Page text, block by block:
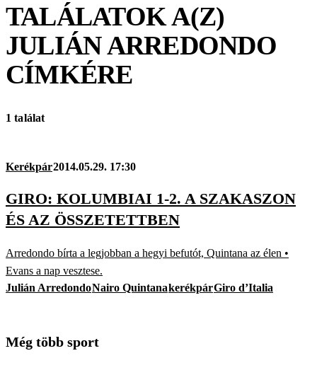
TALÁLATOK A(Z)
JULIÁN ARREDONDO
CÍMKÉRE
1 találat
Kerékpár2014.05.29. 17:30
GIRO: KOLUMBIAI 1-2. A SZAKASZON
ÉS AZ ÖSSZETETTBEN
Arredondo bírta a legjobban a hegyi befutót, Quintana az élen •
Evans a nap vesztese.
Julián ArredondoNairo QuintanakerékpárGiro d’Italia
Még több sport